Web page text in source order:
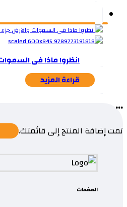
انظروا ماذا فى السموات
قراءة المزيد
...
تمت إضافة المنتج إلى قائمتك.
الصفحات